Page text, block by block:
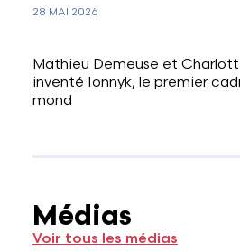
28 MAI 2026
Mathieu Demeuse et
inventé Ionnyk, le premier
mond
Médias
Voir tous les médias